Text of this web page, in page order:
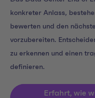
konkreter Anlass,
bewerten und den
vorzubereiten.
zu erkennen und einen
definieren.
Erfahrt, wie